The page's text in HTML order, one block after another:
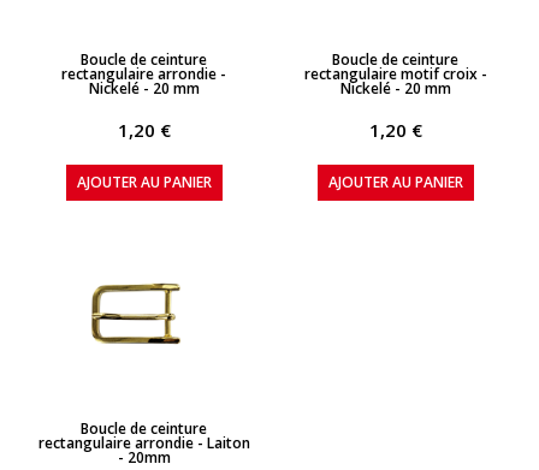
APERÇU RAPIDE
Boucle de ceinture
rectangulaire arrondie -
Nickelé - 20 mm
1,20 €
AJOUTER AU PANIER
APERÇU RAPIDE
Boucle de ceinture
rectangulaire motif croix -
Nickelé - 20 mm
1,20 €
AJOUTER AU PANIER
APERÇU RAPIDE
Boucle de ceinture
rectangulaire arrondie - Laiton
- 20mm